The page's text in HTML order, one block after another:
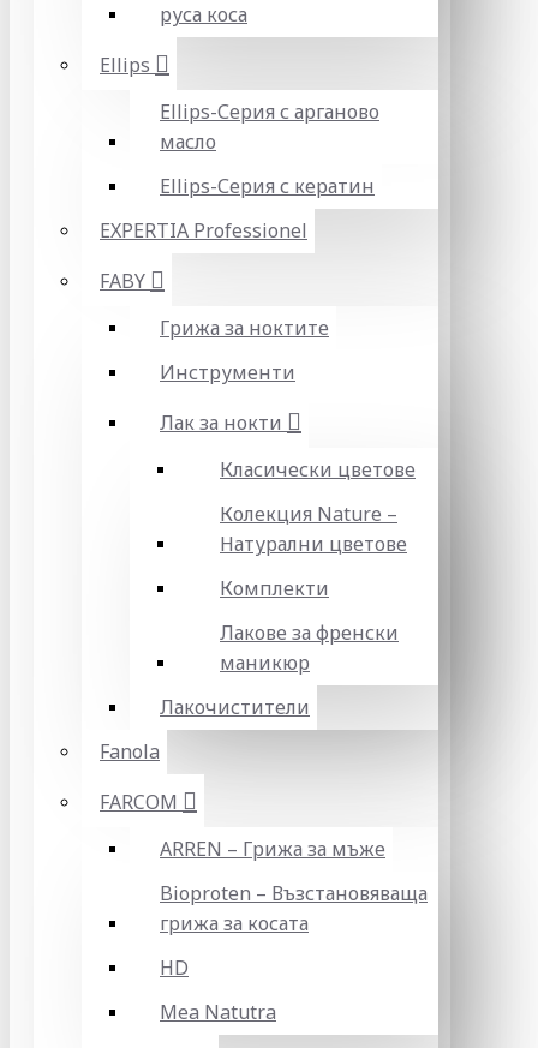
руса коса
Ellips
Ellips-Серия с арганово
масло
Ellips-Серия с кератин
EXPERTIA Professionel
FABY
Грижа за ноктите
Инструменти
Лак за нокти
Класически цветове
Колекция Nature –
Натурални цветове
Комплекти
Лакове за френски
маникюр
Лакочистители
Fanola
FARCOM
ARREN – Грижа за мъже
Bioproten – Възстановяваща
грижа за косата
HD
Mea Natutra